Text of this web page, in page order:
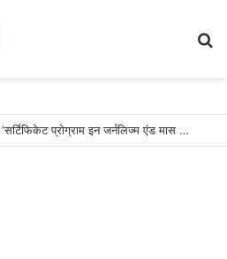
सूरत : VNSGU में एक वर्षीय ‘सर्टिफिकेट प्रोग्राम इन जर्नलिज्म एंड मास कम्युनिकेशन’ का शुभारंभ